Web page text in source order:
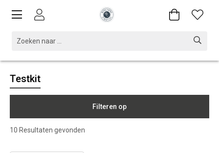
Testkit
Filteren op
10 Resultaten gevonden